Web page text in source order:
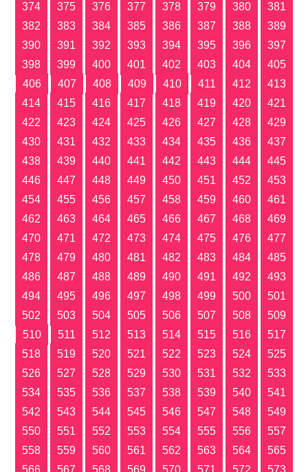
374
375 376 377 378 379 380
381
382
383 384 385 386 387 388
389
390
391 392 393 394 395 396
397
398
399 400 401 402 403 404
405
406
407 408 409 410 411 412
413
414
415 416 417 418 419 420
421
422
423 424 425 426 427 428
429
430
431 432 433 434 435 436
437
438
439 440 441 442 443 444
445
446
447 448 449 450 451 452
453
454
455 456 457 458 459 460
461
462
463 464 465 466 467 468
469
470
471 472 473 474 475 476
477
478
479 480 481 482 483 484
485
486
487 488 489 490 491 492
493
494
495 496 497 498 499 500
501
502
503 504 505 506 507 508
509
510
511 512 513 514 515 516
517
518
519 520 521 522 523 524
525
526
527 528 529 530 531 532
533
534
535 536 537 538 539 540
541
542
543 544 545 546 547 548
549
550
551 552 553 554 555 556
557
558
559 560 561 562 563 564
565
566
567 568 569 570 571 572 573